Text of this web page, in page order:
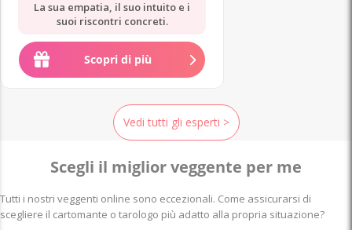
La sua empatia, il suo intuito e i
suoi riscontri concreti.
Scopri di più
Vedi tutti gli esperti >
Scegli il miglior veggente per me
Tutti i nostri veggenti online sono eccezionali. Come assicurarsi di
scegliere il cartomante o tarologo più adatto alla propria situazione?